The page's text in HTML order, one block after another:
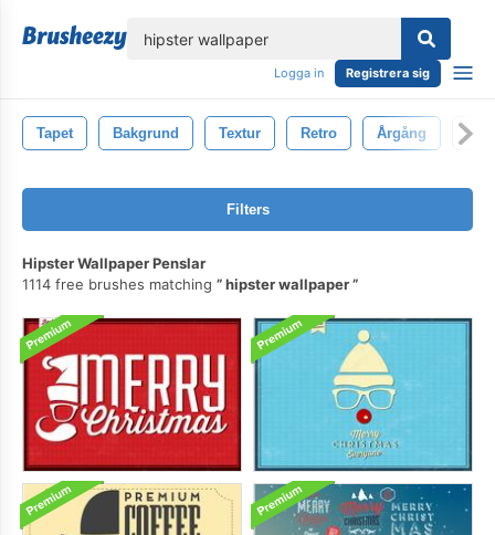
Logga in Registrera sig
Tapet Bakgrund Textur Retro Årgång
Filters
Hipster Wallpaper Penslar
1114 free brushes matching
hipster wallpaper